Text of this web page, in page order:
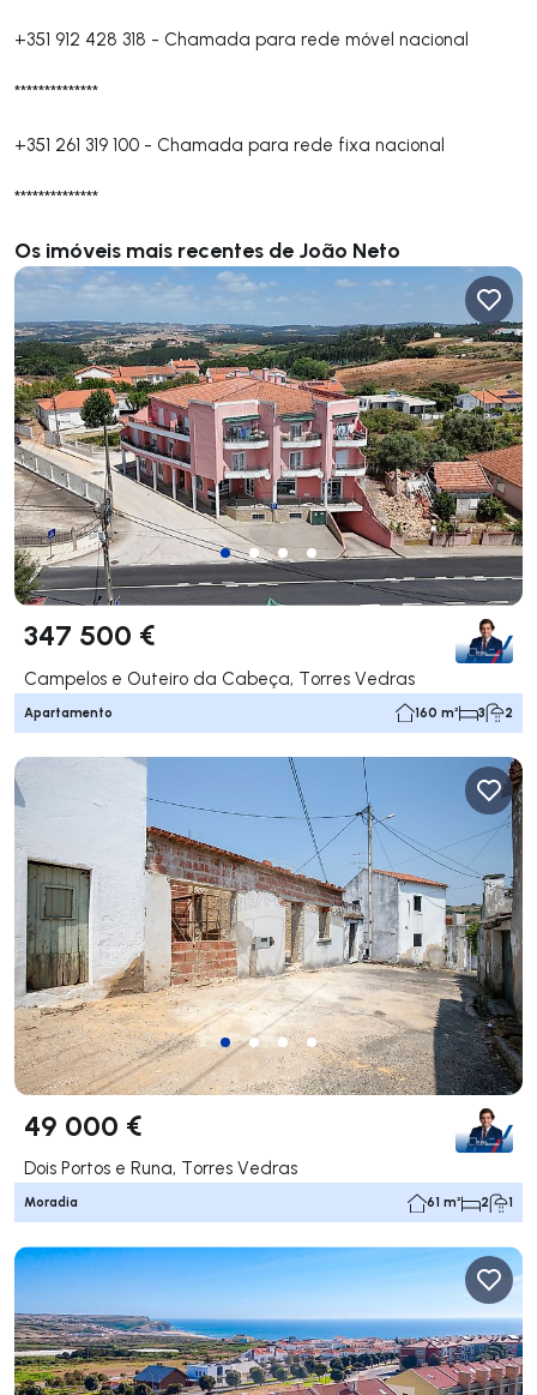
+351 912 428 318 - Chamada para rede móvel nacional
**************
+351 261 319 100 - Chamada para rede fixa nacional
**************
Os imóveis mais recentes de João Neto
347 500 €
Campelos e Outeiro da Cabeça, Torres Vedras
Apartamento 160 m² 3 2
49 000 €
Dois Portos e Runa, Torres Vedras
Moradia 61 m² 2 1